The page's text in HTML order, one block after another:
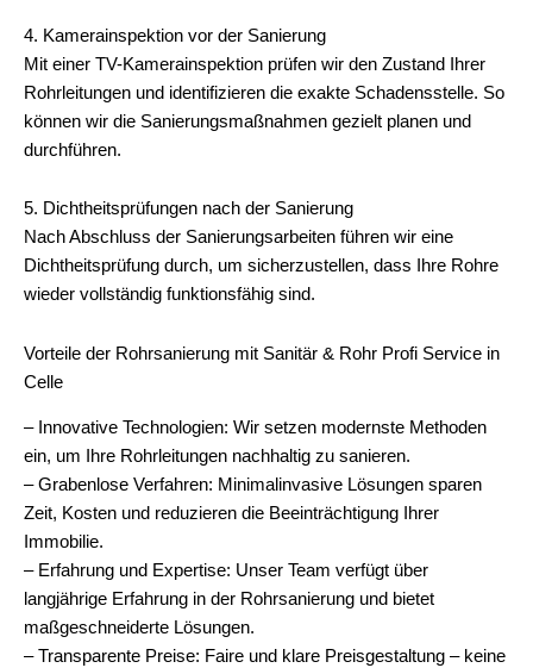
4. Kamerainspektion vor der Sanierung
Mit einer TV-Kamerainspektion prüfen wir den Zustand Ihrer
Rohrleitungen und identifizieren die exakte Schadensstelle. So
können wir die Sanierungsmaßnahmen gezielt planen und
durchführen.
5. Dichtheitsprüfungen nach der Sanierung
Nach Abschluss der Sanierungsarbeiten führen wir eine
Dichtheitsprüfung durch, um sicherzustellen, dass Ihre Rohre
wieder vollständig funktionsfähig sind.
Vorteile der Rohrsanierung mit Sanitär & Rohr Profi Service in
Celle
– Innovative Technologien: Wir setzen modernste Methoden
ein, um Ihre Rohrleitungen nachhaltig zu sanieren.
– Grabenlose Verfahren: Minimalinvasive Lösungen sparen
Zeit, Kosten und reduzieren die Beeinträchtigung Ihrer
Immobilie.
– Erfahrung und Expertise: Unser Team verfügt über
langjährige Erfahrung in der Rohrsanierung und bietet
maßgeschneiderte Lösungen.
– Transparente Preise: Faire und klare Preisgestaltung – keine